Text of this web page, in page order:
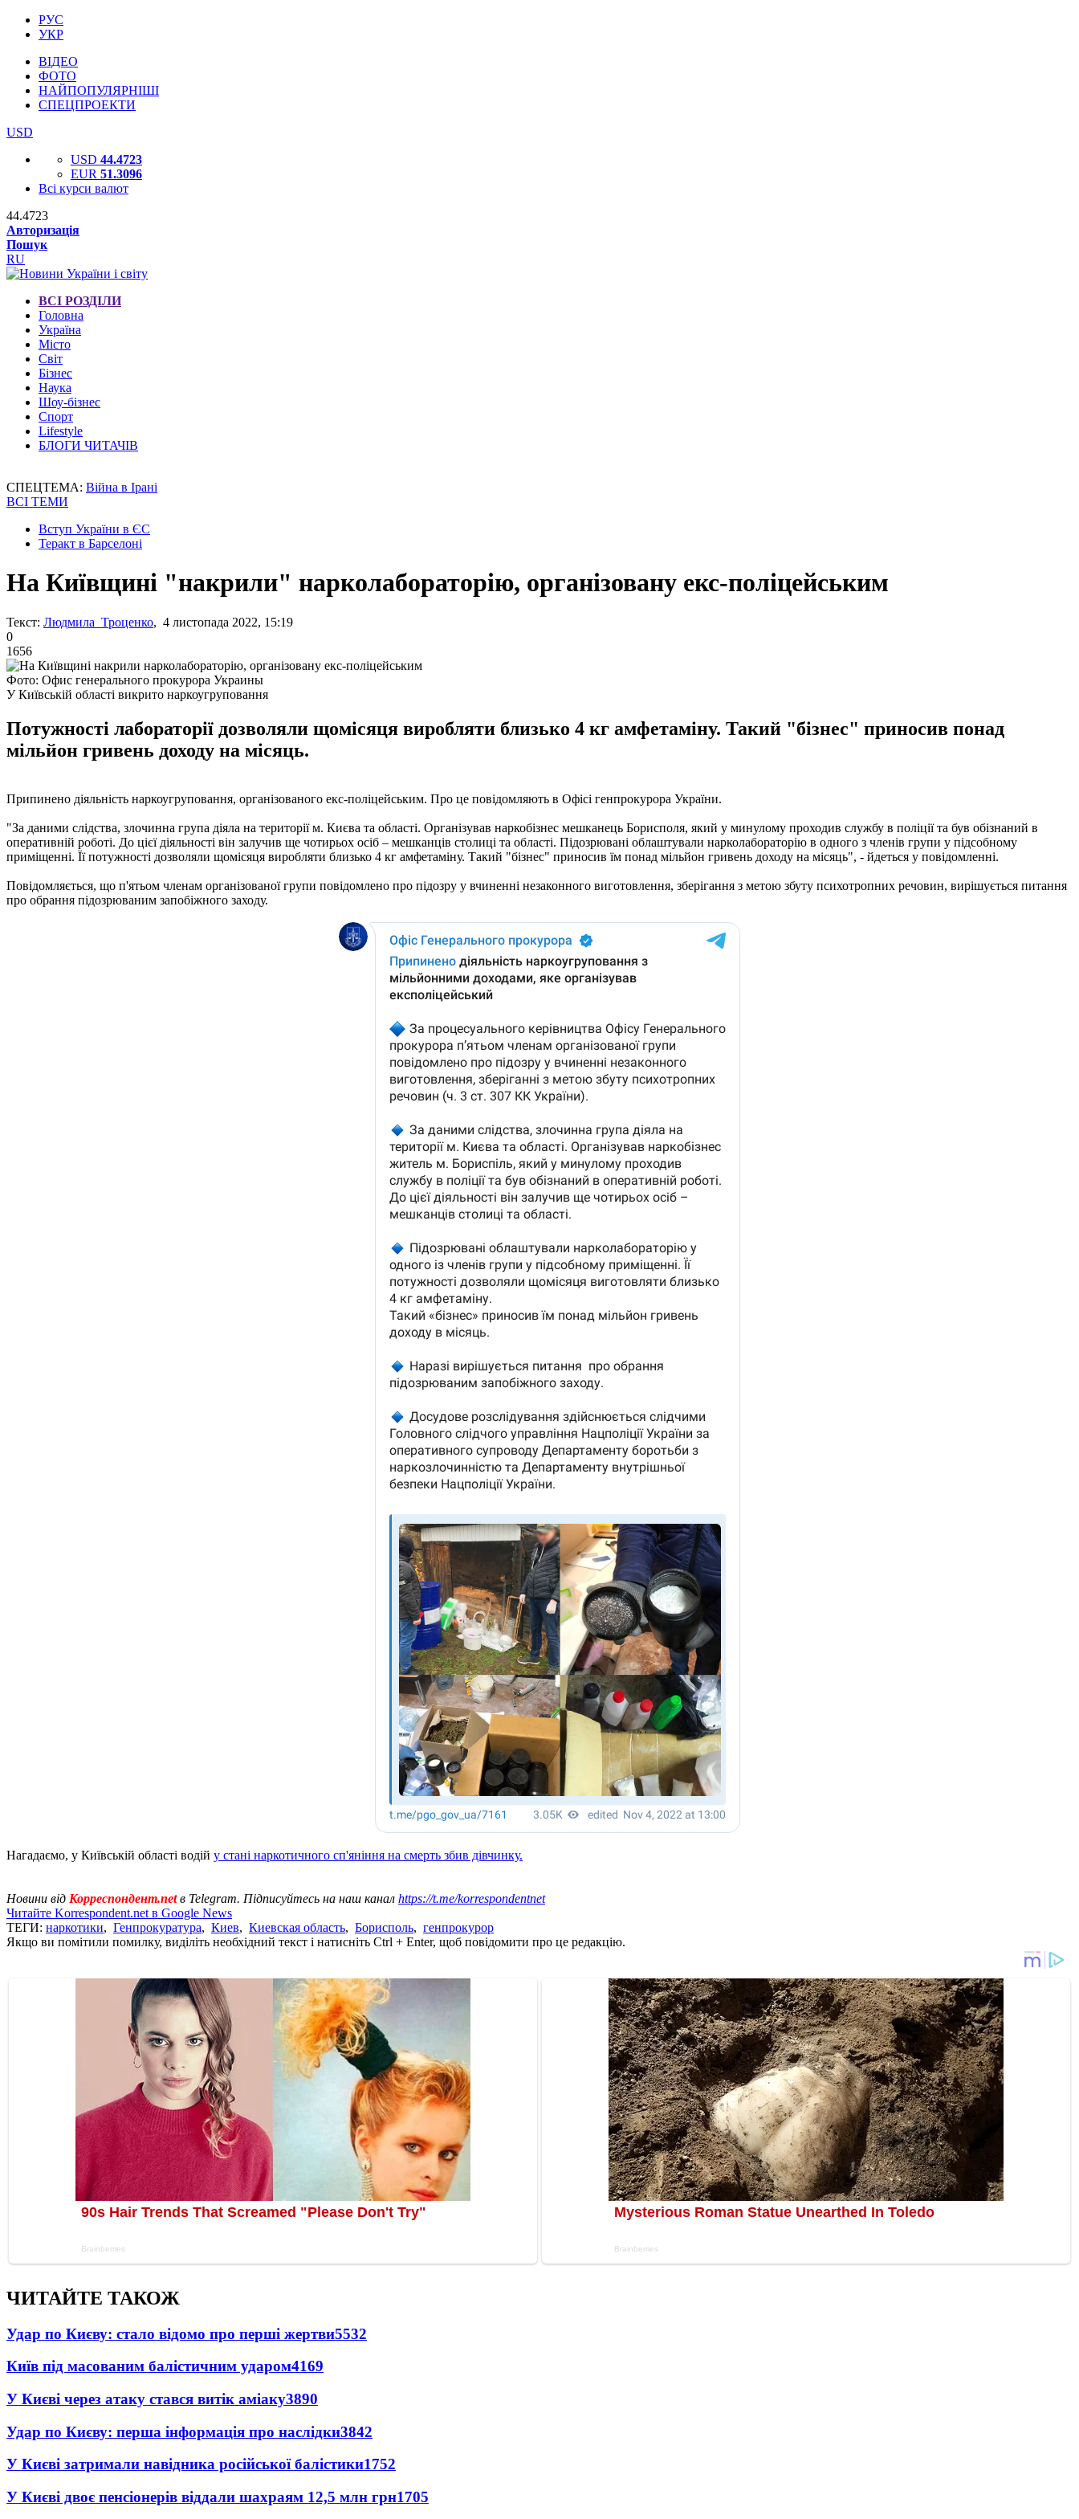
РУС
УКР
ВІДЕО
ФОТО
НАЙПОПУЛЯРНІШІ
СПЕЦПРОЕКТИ
USD
USD 44.4723
EUR 51.3096
Всі курси валют
44.4723
Авторизація
Пошук
RU
ВСІ РОЗДІЛИ
Головна
Україна
Місто
Світ
Бізнес
Наука
Шоу-бізнес
Спорт
Lifestyle
БЛОГИ ЧИТАЧІВ
СПЕЦТЕМА: Війна в Ірані
ВСІ ТЕМИ
Вступ України в ЄС
Теракт в Барселоні
На Київщині "накрили" нарколабораторію, організовану екс-поліцейським
Текст: Людмила Троценко, 4 листопада 2022, 15:19
0
1656
Фото: Офис генерального прокурора Украины
У Київській області викрито наркоугруповання
Потужності лабораторії дозволяли щомісяця виробляти близько 4 кг амфетаміну. Такий "бізнес" приносив понад
мільйон гривень доходу на місяць.
Припинено діяльність наркоугруповання, організованого екс-поліцейським. Про це повідомляють в Офісі генпрокурора України.
"За даними слідства, злочинна група діяла на території м. Києва та області. Організував наркобізнес мешканець Борисполя, який у минулому проходив службу в поліції та був обізнаний в
оперативній роботі. До цієї діяльності він залучив ще чотирьох осіб – мешканців столиці та області. Підозрювані облаштували нарколабораторію в одного з членів групи у підсобному
приміщенні. Її потужності дозволяли щомісяця виробляти близько 4 кг амфетаміну. ​​Такий "бізнес" приносив їм понад мільйон гривень доходу на місяць", - йдеться у повідомленні.
Повідомляється, що п'ятьом членам організованої групи повідомлено про підозру у вчиненні незаконного виготовлення, зберігання з метою збуту психотропних речовин, вирішується питання
про обрання підозрюваним запобіжного заходу.
Нагадаємо, у Київській області водій у стані наркотичного сп'яніння на смерть збив дівчинку.
Новини від Корреспондент.netв Telegram. Підписуйтесь на наш канал https://t.me/korrespondentnet
Читайте Korrespondent.net в Google News
ТЕГИ: наркотики, Генпрокуратура, Киев, Киевская область, Борисполь, генпрокурор
Якщо ви помітили помилку, виділіть необхідний текст і натисніть Ctrl + Enter, щоб повідомити про це редакцію.
ЧИТАЙТЕ ТАКОЖ
Удар по Києву: стало відомо про перші жертви5532
Київ під масованим балістичним ударом4169
У Києві через атаку стався витік аміаку3890
Удар по Києву: перша інформація про наслідки3842
У Києві затримали навідника російської балістики1752
У Києві двоє пенсіонерів віддали шахраям 12,5 млн грн1705